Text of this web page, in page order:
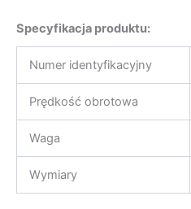
Specyfikacja produktu:
Numer identyfikacyjny
Prędkość obrotowa
Waga
Wymiary